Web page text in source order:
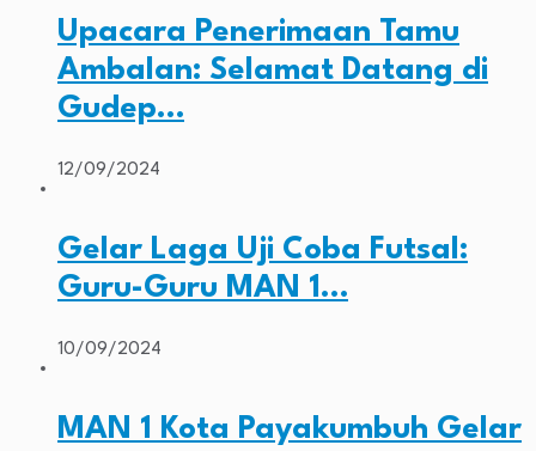
Upacara Penerimaan Tamu
Ambalan: Selamat Datang di
Gudep…
12/09/2024
Gelar Laga Uji Coba Futsal:
Guru-Guru MAN 1…
10/09/2024
MAN 1 Kota Payakumbuh Gelar